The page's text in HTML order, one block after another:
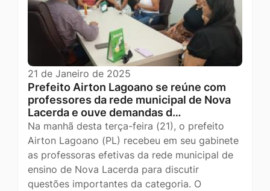
21 de Janeiro de 2025
Prefeito Airton Lagoano se reúne com
professores da rede municipal de Nova
Lacerda e ouve demandas d…
Na manhã desta terça-feira (21), o prefeito
Airton Lagoano (PL) recebeu em seu gabinete
as professoras efetivas da rede municipal de
ensino de Nova Lacerda para discutir
questões importantes da categoria. O